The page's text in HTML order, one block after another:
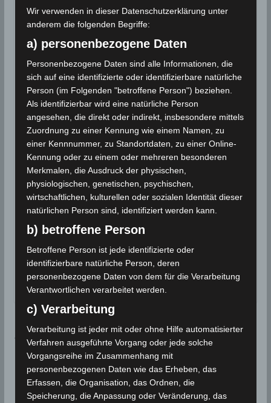
Info: El Fahs ist eine Stadt und Gemeinde im Gouvernorat
Zaghouan, 60 Kilometer südwestlich von Tunis, Tunesien.
Im Jahr 2014 betrug die Einwohnerzahl 25.100. Es liegt
im Wadi Miliane-Tal, umgeben von Bergen, insbesondere
dem Djebel Zaghouan. Die römische Stätte Thuburbo
Majus liegt 3 km entfernt..
Für die Nutzung von Google Adsense (Google Ireland
Limited, Gordon House, Barrow Street, Dublin, D04 E5W5,
Ireland) benötigen wir laut DSGVO Ihre Zustimmung. Es
werden seitens Google Adsense personenbezogene
Daten erhoben, verarbeitet und gespeichert. Welche
Daten genau entnehmen Sie bitte den
Datenschutzbedingungen.
Google Adsenseist deaktiviert.
Quellen & Grafik: Meteorologisches Institut Tunesien
(INM)|Volcano Discovery
Warnung vor markantem Wetter ab Montag, 21. O
kt 2024 (Update)
Niederschlagsmengen Tunesien: Mo, 21. Okt – Di,
22. Okt 2024
Wir verwenden in dieser Datenschutzerklärung unter
anderem die folgenden Begriffe:
a) personenbezogene Daten
Personenbezogene Daten sind alle Informationen, die
sich auf eine identifizierte oder identifizierbare natürliche
Person (im Folgenden "betroffene Person") beziehen.
Als identifizierbar wird eine natürliche Person
angesehen, die direkt oder indirekt, insbesondere mittels
Zuordnung zu einer Kennung wie einem Namen, zu
einer Kennnummer, zu Standortdaten, zu einer Online-
Kennung oder zu einem oder mehreren besonderen
Merkmalen, die Ausdruck der physischen,
physiologischen, genetischen, psychischen,
wirtschaftlichen, kulturellen oder sozialen Identität dieser
natürlichen Person sind, identifiziert werden kann.
b) betroffene Person
Betroffene Person ist jede identifizierte oder
identifizierbare natürliche Person, deren
personenbezogene Daten von dem für die Verarbeitung
Verantwortlichen verarbeitet werden.
c) Verarbeitung
Verarbeitung ist jeder mit oder ohne Hilfe automatisierter
Verfahren ausgeführte Vorgang oder jede solche
Vorgangsreihe im Zusammenhang mit
personenbezogenen Daten wie das Erheben, das
Erfassen, die Organisation, das Ordnen, die
Speicherung, die Anpassung oder Veränderung, das